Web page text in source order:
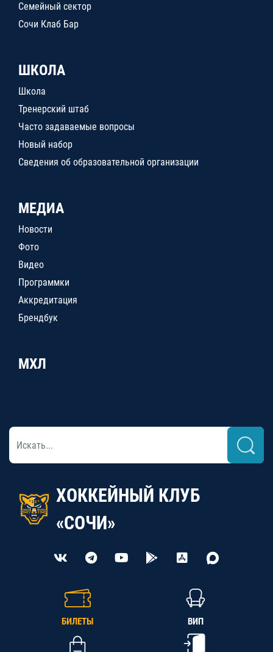
Семейный сектор
Сочи Клаб Бар
ШКОЛА
Школа
Тренерский штаб
Часто задаваемые вопросы
Новый набор
Сведения об образовательной организации
МЕДИА
Новости
Фото
Видео
Программки
Аккредитация
Брендбук
МХЛ
ХОККЕЙНЫЙ КЛУБ
«СОЧИ»
БИЛЕТЫ ВИП